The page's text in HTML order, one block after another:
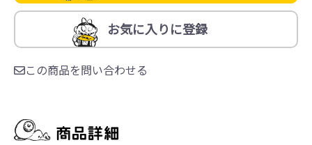
お気に入りに登録
この商品を問い合わせる